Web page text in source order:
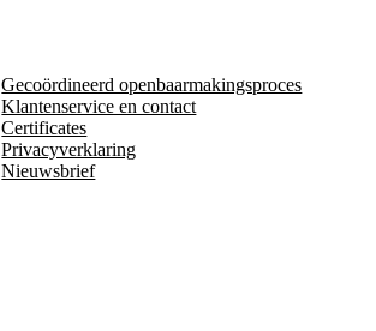
Gecoördineerd openbaarmakingsproces
Klantenservice en contact
Certificates
Privacyverklaring
Nieuwsbrief